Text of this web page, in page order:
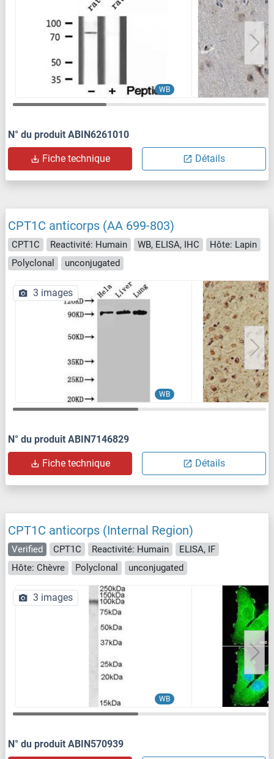
WB
N° du produit ABIN6261010
Fiche technique Détails
CPT1C anticorps (AA 699-803)
CPT1C Reactivité: Humain WB, ELISA, IHC
Hôte: Lapin
Polyclonal
unconjugated
WB
3 images
N° du produit ABIN7146829
Fiche technique Détails
CPT1C anticorps (Internal Region)
Verified CPT1C Reactivité: Humain
ELISA, IF
Hôte: Chèvre
Polyclonal unconjugated
WB
3 images
N° du produit ABIN570939